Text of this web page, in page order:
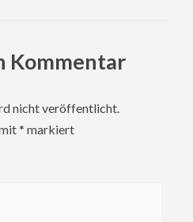
Kommentar
nicht veröffentlicht.
mit* markiert